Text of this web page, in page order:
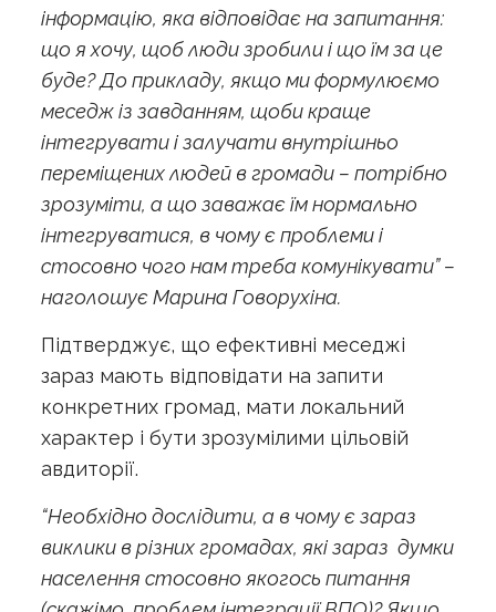
інформацію, яка відповідає на запитання:
що я хочу, щоб люди зробили і що їм за це
буде? До прикладу, якщо ми формулюємо
меседж із завданням, щоби краще
інтегрувати і залучати внутрішньо
переміщених людей в громади – потрібно
зрозуміти, а що заважає їм нормально
інтегруватися, в чому є проблеми і
стосовно чого нам треба комунікувати” –
наголошує Марина Говорухіна.
Підтверджує, що ефективні меседжі
зараз мають відповідати на запити
конкретних громад, мати локальний
характер і бути зрозумілими цільовій
авдиторії.
“Необхідно дослідити, а в чому є зараз
виклики в різних громадах, які зараз думки
населення стосовно якогось питання